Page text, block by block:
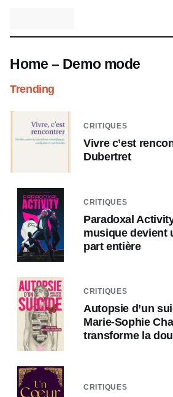
Home – Demo mode
Trending
CRITIQUES
Vivre c’est
Dubertret
CRITIQUES
Paradoxal
musique devient
part entière
CRITIQUES
Autopsie d’un
Marie-Sophie
transforme la
CRITIQUES